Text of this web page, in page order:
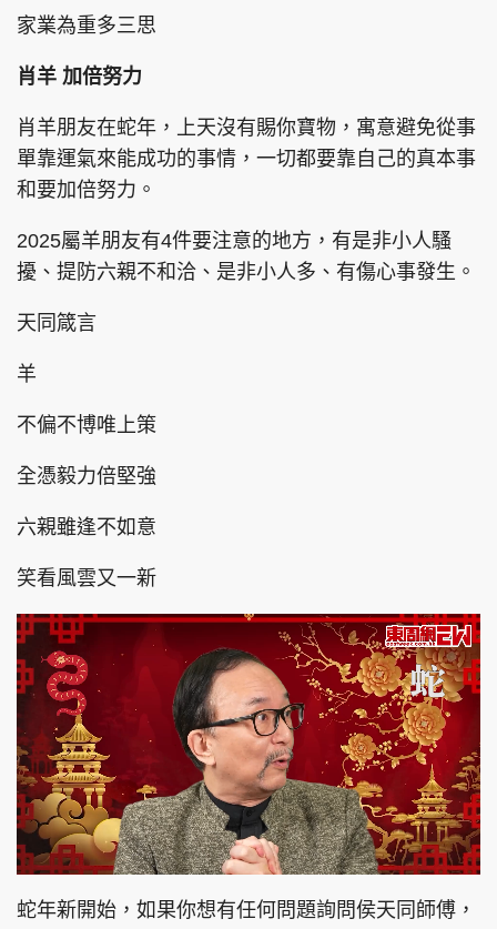
家業為重多三思
肖羊 加倍努力
肖羊朋友在蛇年，上天沒有賜你寶物，寓意避免從事
單靠運氣來能成功的事情，一切都要靠自己的真本事
和要加倍努力。
2025屬羊朋友有4件要注意的地方，有是非小人騷
擾、提防六親不和洽、是非小人多、有傷心事發生。
天同箴言
羊
不偏不博唯上策
全憑毅力倍堅強
六親雖逢不如意
笑看風雲又一新
U
n
t
e
L
o
e
d
蛇年新開始，如果你想有任何問題詢問侯天同師傅，